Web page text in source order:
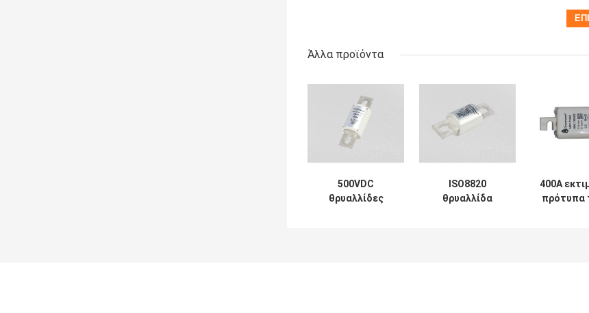
Άλλα προϊόντα
500VDC
θρυαλλίδες
ISO8820
θρυαλλίδα
400A
πρότυπα